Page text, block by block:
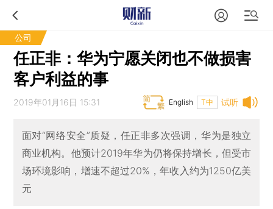
公司
任正非：华为宁愿关闭也不做损害
客户利益的事
试听
2019年01月16日 15:31 T中
English
面对“网络安全”质疑，任正非多次强调，华为是独立
商业机构。他预计2019年华为仍将保持增长，但受市
场环境影响，增速不超过20%，年收入约为1250亿美
元